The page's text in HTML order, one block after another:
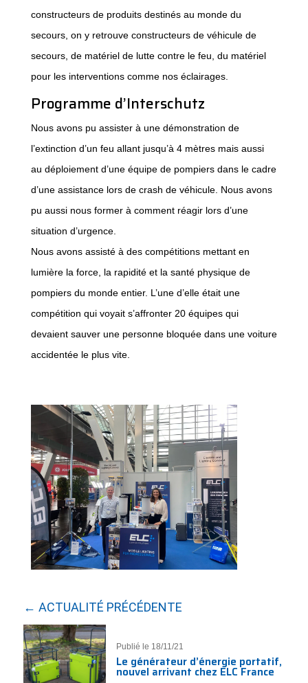
constructeurs de produits destinés au monde du
secours, on y retrouve constructeurs de véhicule de
secours, de matériel de lutte contre le feu, du matériel
pour les interventions comme nos éclairages.
Programme d’Interschutz
Nous avons pu assister à une démonstration de
l’extinction d’un feu allant jusqu’à 4 mètres mais aussi
au déploiement d’une équipe de pompiers dans le cadre
d’une assistance lors de crash de véhicule. Nous avons
pu aussi nous former à comment réagir lors d’une
situation d’urgence.
Nous avons assisté à des compétitions mettant en
lumière la force, la rapidité et la santé physique de
pompiers du monde entier. L’une d’elle était une
compétition qui voyait s’affronter 20 équipes qui
devaient sauver une personne bloquée dans une voiture
accidentée le plus vite.
← ACTUALITÉ PRÉCÉDENTE
Publié le 18/11/21
Le générateur d’énergie portatif,
nouvel arrivant chez ELC France